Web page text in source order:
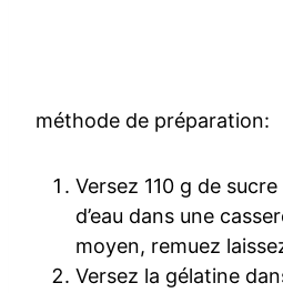
méthode de préparation:
Versez 110 g de
d’eau dans une
moyen, remuez
Versez la gélatine